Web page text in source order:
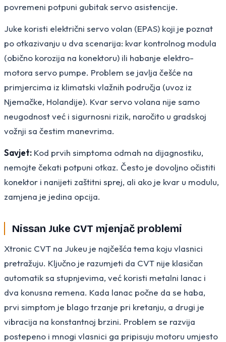
povremeni potpuni gubitak servo asistencije.
Juke koristi električni servo volan (EPAS) koji je poznat
po otkazivanju u dva scenarija: kvar kontrolnog modula
(obično korozija na konektoru) ili habanje elektro-
motora servo pumpe. Problem se javlja češće na
primjercima iz klimatski vlažnih područja (uvoz iz
Njemačke, Holandije). Kvar servo volana nije samo
neugodnost već i sigurnosni rizik, naročito u gradskoj
vožnji sa čestim manevrima.
Savjet: Kod prvih simptoma odmah na dijagnostiku,
nemojte čekati potpuni otkaz. Često je dovoljno očistiti
konektor i nanijeti zaštitni sprej, ali ako je kvar u modulu,
zamjena je jedina opcija.
Nissan Juke CVT mjenjač problemi
Xtronic CVT na Jukeu je najčešća tema koju vlasnici
pretražuju. Ključno je razumjeti da CVT nije klasičan
automatik sa stupnjevima, već koristi metalni lanac i
dva konusna remena. Kada lanac počne da se haba,
prvi simptom je blago trzanje pri kretanju, a drugi je
vibracija na konstantnoj brzini. Problem se razvija
postepeno i mnogi vlasnici ga pripisuju motoru umjesto